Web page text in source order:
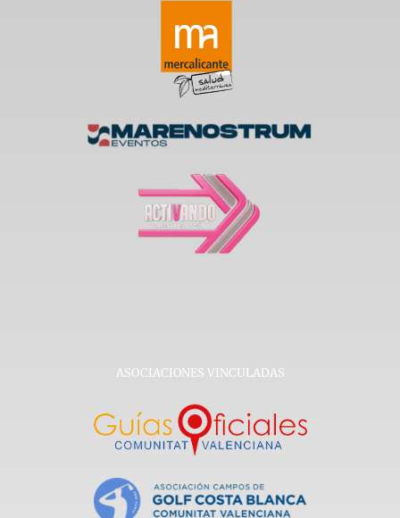
ASOCIACIONES VINCULADAS